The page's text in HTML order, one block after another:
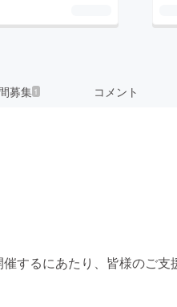
募集 1 コメント
するにあたり、皆様のご支